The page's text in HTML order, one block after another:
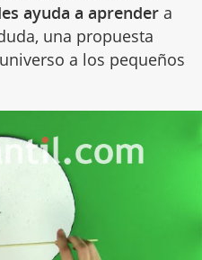
ayuda a aprendera
una propuesta
a los pequeños